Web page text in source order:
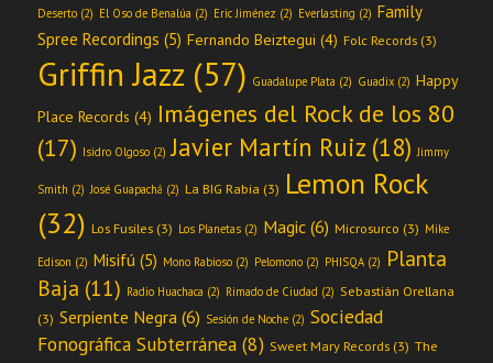
Deserto (2) El Oso de Benalúa (2) Eric Jiménez (2) Everlasting (2) Family
Spree Recordings (5) Fernando Beiztegui (4) Folc Records (3)
Griffin Jazz (57) Guadalupe Plata (2) Guadix (2) Happy
Place Records (4) Imágenes del Rock de los 80
(17) Isidro Olgoso (2) Javier Martín Ruiz (18) Jimmy
Smith (2) José Guapachá (2) La BIG Rabia (3) Lemon Rock
(32) Los Fusiles (3) Los Planetas (2) Magic (6) Microsurco (3) Mike
Edison (2) Misifú (5) Mono Rabioso (2) Pelomono (2) PHISQA (2) Planta
Baja (11) Radio Huachaca (2) Rimado de Ciudad (2) Sebastián Orellana
(3) Serpiente Negra (6) Sesión de Noche (2) Sociedad
Fonográfica Subterránea (8) Sweet Mary Records (3) The